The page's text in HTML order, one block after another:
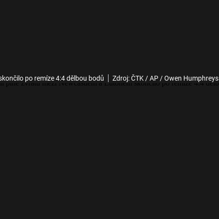
po remíze 4:4 dělbou bodů Zdroj: ČTK / AP / Owen Humphreys